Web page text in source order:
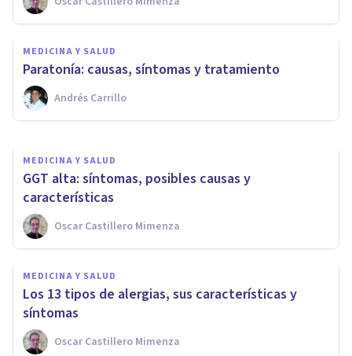
MEDICINA Y SALUD
Paratonía: causas, síntomas y tratamiento
Andrés Carrillo
MEDICINA Y SALUD
¿Cómo quitar el sarro de los
dientes? 5 consejos
Oscar Castillero Mimenza
MEDICINA Y SALUD
GGT alta: síntomas, posibles causas y
características
Oscar Castillero Mimenza
MEDICINA Y SALUD
Los 13 tipos de alergias, sus características y
síntomas
Oscar Castillero Mimenza